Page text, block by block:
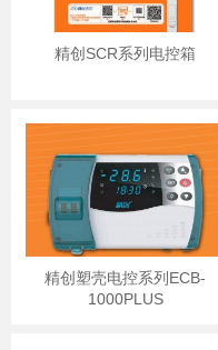
精创SCR系列电控箱
精创塑壳电控系列ECB-
1000PLUS